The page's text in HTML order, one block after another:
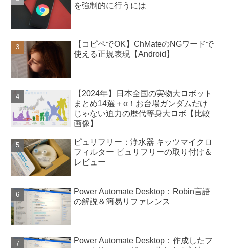
を強制的に行うには
【コピペでOK】ChMateのNGワードで
使える正規表現【Android】
【2024年】日本全国の実物大ロボット
まとめ14選＋α！お台場ガンダムだけ
じゃない迫力の歴代等身大ロボ【比較
画像】
ピュリフリー：浄水器 キッツマイクロ
フィルター ピュリフリーの取り付け＆
レビュー
Power Automate Desktop：Robin言語
の解説＆簡易リファレンス
Power Automate Desktop：作成したフ